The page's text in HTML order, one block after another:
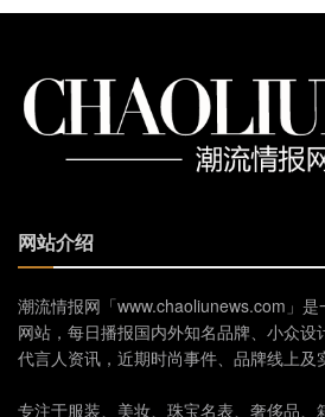
网站介绍
潮流情报网「www.chaoliunews.com」
网站，每日播报国内外知名品牌、小众设
代言人资讯，近期时尚事件、品牌线上及
专注于服装、美妆、珠宝名表、奢侈品、